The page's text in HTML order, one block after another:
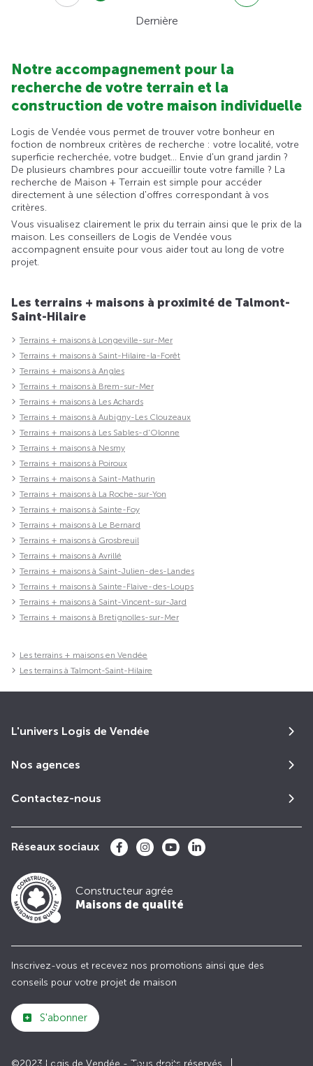
Dernière
Notre accompagnement pour la
recherche de votre terrain et la
construction de votre maison individuelle
Logis de Vendée vous permet de trouver votre bonheur en
foction de nombreux critères de recherche : votre localité, votre
superficie recherchée, votre budget... Envie d'un grand jardin ?
De plusieurs chambres pour accueillir toute votre famille ? La
recherche de Maison + Terrain est simple pour accéder
directement à une sélection d'offres correspondant à vos
critères.
Vous visualisez clairement le prix du terrain ainsi que le prix de la
maison. Les conseillers de Logis de Vendée vous
accompagnent ensuite pour vous aider tout au long de votre
projet.
Les terrains + maisons à proximité de Talmont-
Saint-Hilaire
Terrains + maisons à Longeville-sur-Mer
Terrains + maisons à Saint-Hilaire-la-Forêt
Terrains + maisons à Angles
Terrains + maisons à Brem-sur-Mer
Terrains + maisons à Les Achards
Terrains + maisons à Aubigny-Les Clouzeaux
Terrains + maisons à Les Sables-d'Olonne
Terrains + maisons à Nesmy
Terrains + maisons à Poiroux
Terrains + maisons à Saint-Mathurin
Terrains + maisons à La Roche-sur-Yon
Terrains + maisons à Sainte-Foy
Terrains + maisons à Le Bernard
Terrains + maisons à Grosbreuil
Terrains + maisons à Avrillé
Terrains + maisons à Saint-Julien-des-Landes
Terrains + maisons à Sainte-Flaive-des-Loups
Terrains + maisons à Saint-Vincent-sur-Jard
Terrains + maisons à Bretignolles-sur-Mer
Les terrains + maisons en Vendée
Les terrains à Talmont-Saint-Hilaire
L'univers Logis de Vendée
Nos agences
Contactez-nous
Réseaux sociaux
Constructeur agrée
Maisons de qualité
Inscrivez-vous et recevez nos promotions ainsi que des
conseils pour votre projet de maison
S'abonner
©2023 Logis de Vendée - Tous droits réservés